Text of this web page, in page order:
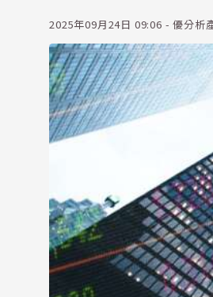
2025年09月24日 09:06 - 優分析